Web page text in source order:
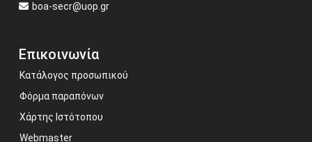
boa-secr@uop.gr
Επικοινωνία
Κατάλογος προσωπικού
Φόρμα παραπόνων
Χάρτης Ιστότοπου
Webmaster